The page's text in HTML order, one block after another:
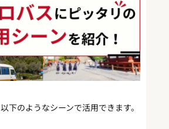
下のようなシーンで活用できます。